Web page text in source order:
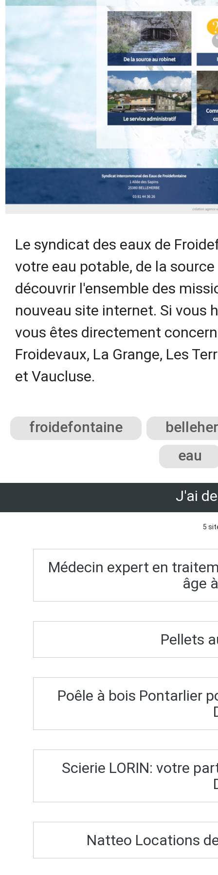
Le syndicat des eaux de
votre eau potable, de la
découvrir l'ensemble des
nouveau site internet. Si vous
vous êtes directement
Froidevaux, La Grange, Les
et Vaucluse.
froidefontaine
eau
J'ai
5
Médecin expert en
âge
Pellets
Poêle à bois Pontarlier
Scierie LORIN: votre
Natteo Locations